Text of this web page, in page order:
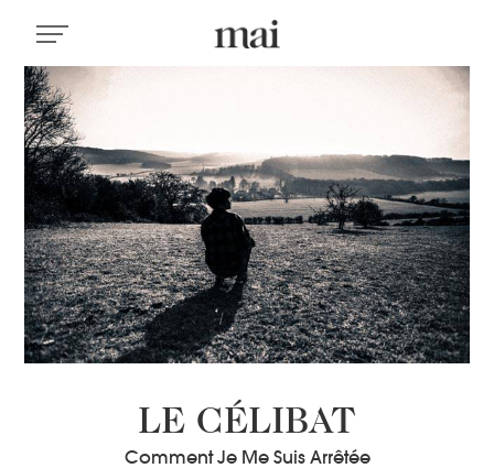
LE CÉLIBAT
Comment Je Me Suis Arrêtée